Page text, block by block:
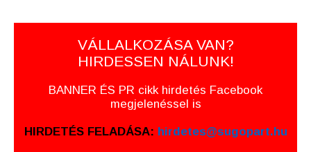
VÁLLALKOZÁSA VAN?
HIRDESSEN NÁLUNK!
BANNER ÉS PR cikk hirdetés Facebook
megjelenéssel is
HIRDETÉS FELADÁSA: hirdetes@sugopart.hu